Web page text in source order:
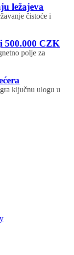
ležajeva
čistoće i
500.000 CZK
polje za
ključnu ulogu u